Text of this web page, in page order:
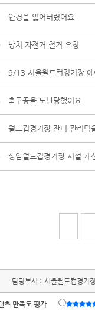
안경을 잃어버렸어요.
방치 자전거 철거 요청
9/13 서울월드컵경기장 에
축구공을 도난당했어요
월드컵경기장 잔디 관리팀
상암월드컵경기장 시설 개
담당부서 : 서울월드컵경기
츠 만족도 평가